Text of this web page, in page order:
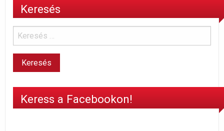
Keresés
Keress a Facebookon!